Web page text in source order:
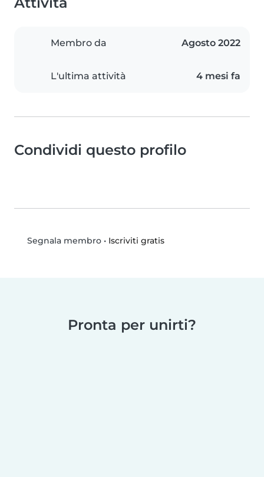
Membro da Agosto 2022
L'ultima attività 4 mesi fa
Condividi questo profilo
Segnala membro• Iscriviti gratis
Pronta per unirti?